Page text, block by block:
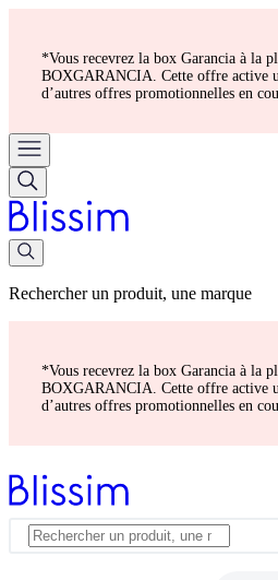
*Vous recevrez la box Garancia à la
BOXGARANCIA. Cette offre active
d’autres offres promotionnelles en
Rechercher un produit, une marque
*Vous recevrez la box Garancia à la
BOXGARANCIA. Cette offre active
d’autres offres promotionnelles en